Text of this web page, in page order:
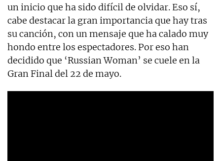
un inicio que ha sido difícil de olvidar. Eso sí,
cabe destacar la gran importancia que hay tras
su canción, con un mensaje que ha calado muy
hondo entre los espectadores. Por eso han
decidido que ‘Russian Woman’ se cuele en la
Gran Final del 22 de mayo.